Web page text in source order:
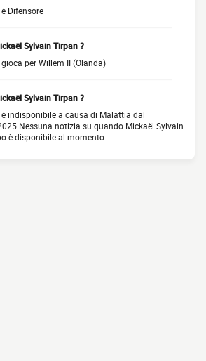
Difensore
Sylvain Tirpan ?
per Willem II (Olanda)
Sylvain Tirpan ?
indisponibile a causa di Malattia dal
Nessuna notizia su quando Mickaël Sylvain
è disponibile al momento